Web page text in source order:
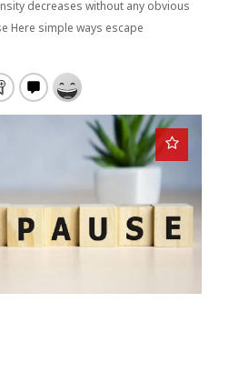
decreases without any obvious
Here simple ways escape